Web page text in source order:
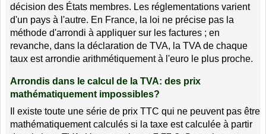
décision des États membres. Les réglementations varient
d'un pays à l'autre. En France, la loi ne précise pas la
méthode d'arrondi à appliquer sur les factures ; en
revanche, dans la déclaration de TVA, la TVA de chaque
taux est arrondie arithmétiquement à l'euro le plus proche.
Arrondis dans le calcul de la TVA: des prix
mathématiquement impossibles?
Il existe toute une série de prix TTC qui ne peuvent pas être
mathématiquement calculés si la taxe est calculée à partir